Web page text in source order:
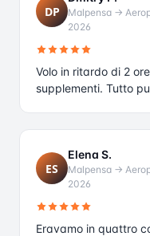
DP Malpensa →
2026
Volo in ritardo di 2
supplementi. Tutto
ES
Elena S.
Malpensa →
2026
Eravamo in quattro